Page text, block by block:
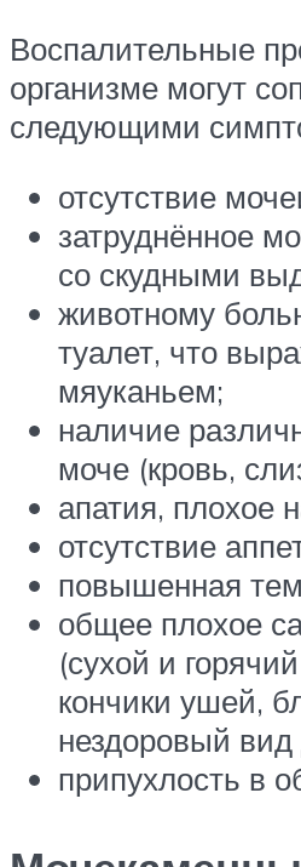
Воспалительные
организме могут
следующими
отсутствие
затруднённое
со скудными
животному
туалет, что
мяуканьем;
наличие
моче (кровь,
апатия, плохое
отсутствие
повышенная
общее плохое
(сухой и
кончики ушей,
нездоровый вид
припухлость в